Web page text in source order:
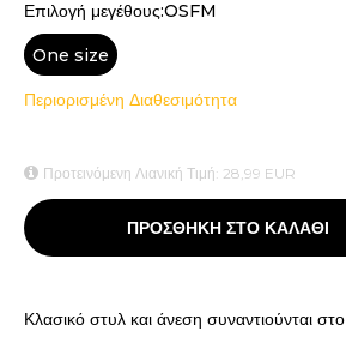
Επιλογή μεγέθους:OSFM
One size
Περιορισμένη Διαθεσιμότητα
Προτεινόμενη Λιανική Τιμή: 28,99 EUR
ΠΡΟΣΘΗΚΗ ΣΤΟ ΚΑΛΑΘΙ
Κλασικό στυλ και άνεση συναντιούνται στο